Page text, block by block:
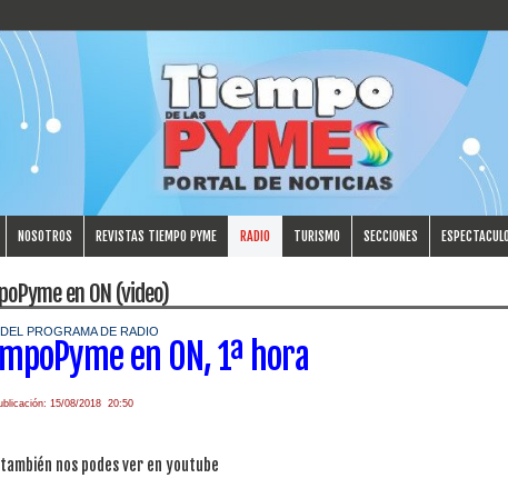
NOSOTROS REVISTAS TIEMPO PYME RADIO TURISMO SECCIONES
en ON (video)
PROGRAMA DE RADIO
en ON, 1ª hora
15/08/2018 20:50
nos podes ver en youtube